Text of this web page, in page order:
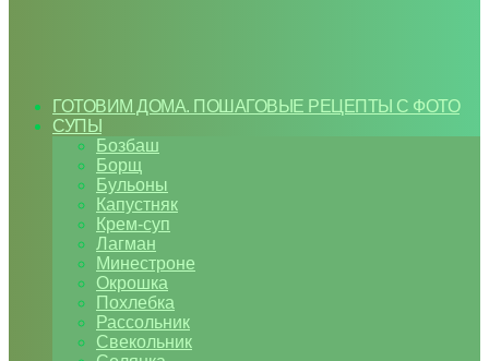
ГОТОВИМ ДОМА. ПОШАГОВЫЕ РЕЦЕПТЫ С ФОТО
СУПЫ
Бозбаш
Борщ
Бульоны
Капустняк
Крем-суп
Лагман
Минестроне
Окрошка
Похлебка
Рассольник
Свекольник